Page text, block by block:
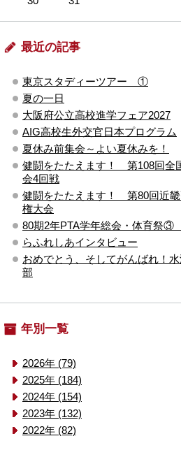
最近の記事
東京スタディーツアー ①
夏の一日
大阪府公立高校進学フェア2027
AIG高校生外交官日本プログラム
夏休み前集会～よい夏休みを！
健闘をたたえます！ 第108回全
会4回戦
健闘をたたえます！ 第80回近
権大会
80期2年PTA学年総会・体育祭
らふれしあインタビュー
おめでとう、そしてがんばれ！
部
年別一覧
2026年 (79)
2025年 (184)
2024年 (154)
2023年 (132)
2022年 (82)